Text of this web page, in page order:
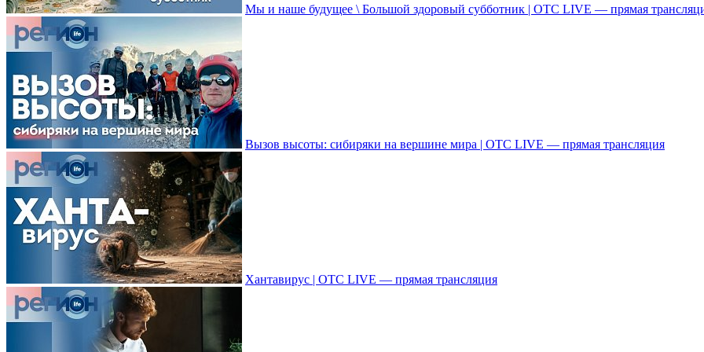
Мы и наше будущее \ Большой здоровый субботник | ОТС LIVE — прямая
Вызов высоты: сибиряки на вершине мира | ОТС LIVE — прямая трансляция
Хантавирус | ОТС LIVE — прямая трансляция